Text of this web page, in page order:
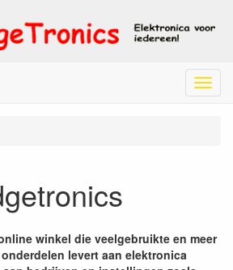
Menu
winkel die veelgebruikte en meer
levert aan elektronica